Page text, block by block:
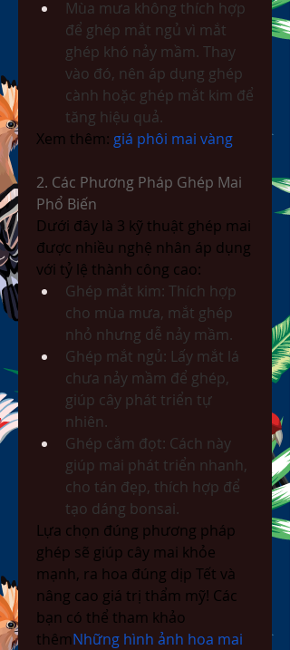
Mùa mưa không thích hợp
để ghép mắt ngủ vì mắt
ghép khó nảy mầm. Thay
vào đó, nên áp dụng ghép
cành hoặc ghép mắt kim để
tăng hiệu quả.
Xem thêm: giá phôi mai vàng
2. Các Phương Pháp Ghép Mai
Phổ Biến
Dưới đây là 3 kỹ thuật ghép mai
được nhiều nghệ nhân áp dụng
với tỷ lệ thành công cao:
Ghép mắt kim: Thích hợp
cho mùa mưa, mắt ghép
nhỏ nhưng dễ nảy mầm.
Ghép mắt ngủ: Lấy mắt lá
chưa nảy mầm để ghép,
giúp cây phát triển tự
nhiên.
Ghép cắm đọt: Cách này
giúp mai phát triển nhanh,
cho tán đẹp, thích hợp để
tạo dáng bonsai.
Lựa chọn đúng phương pháp
ghép sẽ giúp cây mai khỏe
mạnh, ra hoa đúng dịp Tết và
nâng cao giá trị thẩm mỹ! Các
bạn có thể tham khảo
thêmNhững hình ảnh hoa mai